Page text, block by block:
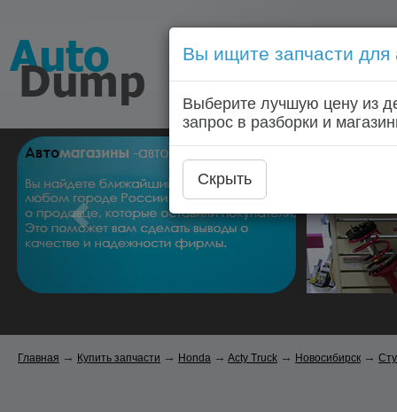
Голосовой запрос
Главная
Главная → Купить запчасти → Honda → Acty Truck → Новосибирск →
Вы ищите запчасти для
Выберите лучшую цену из
запрос в разборки и
Скрыть